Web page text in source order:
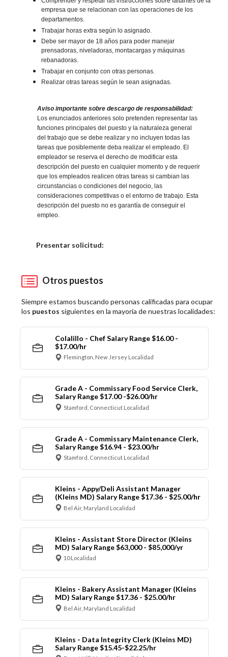
empresa que se relacionan con las operaciones de los
departamentos.
Trabajar horas extra según lo asignado.
Debe ser mayor de 18 años para poder manejar
prensadoras, niveladoras, montacargas y máquinas
rebanadoras.
Trabajar en conjunto con otras personas.
Realizar otras tareas según le sean asignadas.
Aviso importante sobre descargo de responsabilidad:
Los enunciados anteriores solo pretenden representar las
funciones principales del puesto y la naturaleza general
del trabajo que se debe realizar y no incluyen todas las
tareas que posiblemente deba realizar el empleado. El
empleador se reserva el derecho de modificar esta
descripción del puesto en cualquier momento y de requerir
que los empleados realicen otras tareas si cambian las
circunstancias o condiciones del negocio, las
consideraciones competitivas o el entorno de trabajo. Esta
descripción del puesto no es garantía de conseguir el
empleo.
Presentar solicitud:
Otros puestos
Siempre estamos buscando personas calificadas para ocupar
los puestos siguientes en la mayoría de nuestras localidades:
Colalillo - Chef Salary Range $16.00 -
$17.00/hr
Flemington, New Jersey Localidad
Grade A - Commissary Food Service Clerk,
Salary Range $17.00 -$26.00/hr
Stamford, Connecticut Localidad
Grade A - Commissary Maintenance Clerk,
Salary Range $16.94 - $23.00/hr
Stamford, Connecticut Localidad
Kleins - Appy/Deli Assistant Manager
(Kleins MD) Salary Range $17.36 - $25.00/hr
Bel Air, Maryland Localidad
Kleins - Assistant Store Director (Kleins
MD) Salary Range $63,000 - $85,000/yr
10 Localidad
Kleins - Bakery Assistant Manager (Kleins
MD) Salary Range $17.36 - $25.00/hr
Bel Air, Maryland Localidad
Kleins - Data Integrity Clerk (Kleins MD)
Salary Range $15.45-$22.25/hr